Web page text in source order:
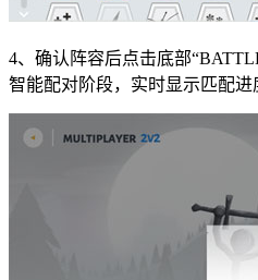
4、确认阵容后点击底部
智能配对阶段，实时显示匹配进